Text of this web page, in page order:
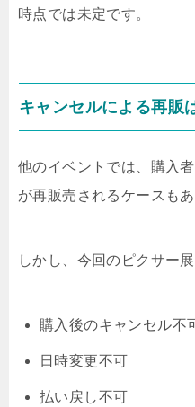
時点では未定です。
キャンセルによる再販
他のイベントでは、購入
が再販売されるケースもあ
しかし、今回のピクサー
購入後のキャンセル不
日時変更不可
払い戻し不可